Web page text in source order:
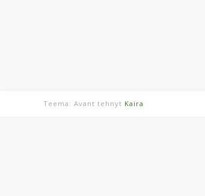
Teema: Avant tehnyt Kaira